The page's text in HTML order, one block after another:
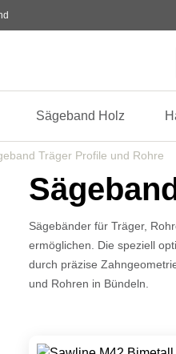
Sägeband Holz
Träger Profile und Rohre
Sägebänder für Träger,
ermöglichen. Die speziell
durch präzise
und Rohren in Bündeln.